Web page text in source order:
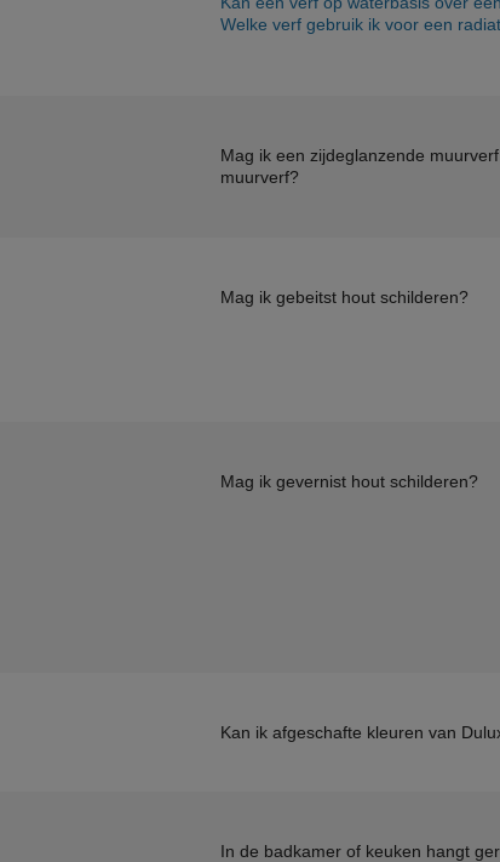
Welke verf gebruik ik voor een
Mag ik een zijdeglanzende
muurverf?
Mag ik gebeitst hout schilderen?
Mag ik gevernist hout schilderen?
Kan ik afgeschafte kleuren van
In de badkamer of keuken hangt